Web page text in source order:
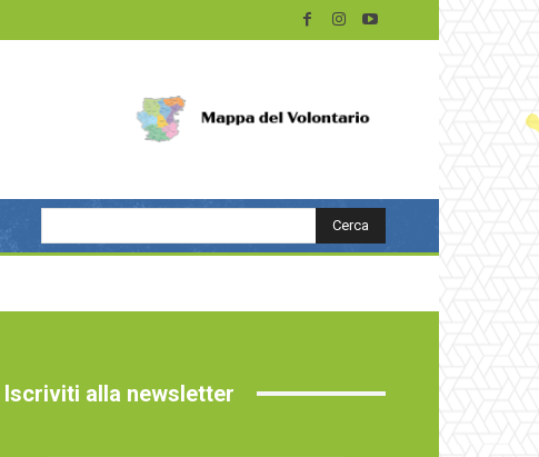
Cerca
Iscriviti alla newsletter